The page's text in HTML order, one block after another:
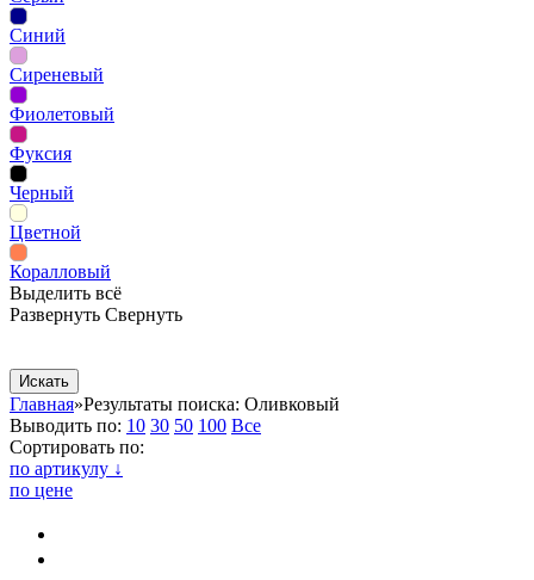
Синий
Сиреневый
Фиолетовый
Фуксия
Черный
Цветной
Коралловый
Выделить всё
Развернуть Свернуть
Главная»Результаты поиска: Оливковый
Выводить по: 10 30 50 100 Все
Сортировать по:
по артикулу ↓
по цене